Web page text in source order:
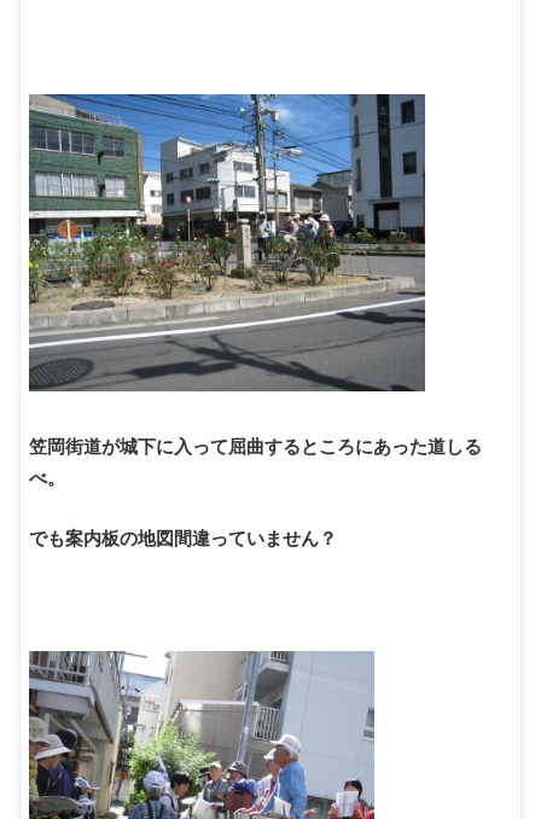
笠岡街道が城下に入って屈曲するところにあった道しる
べ。
でも案内板の地図間違っていません？